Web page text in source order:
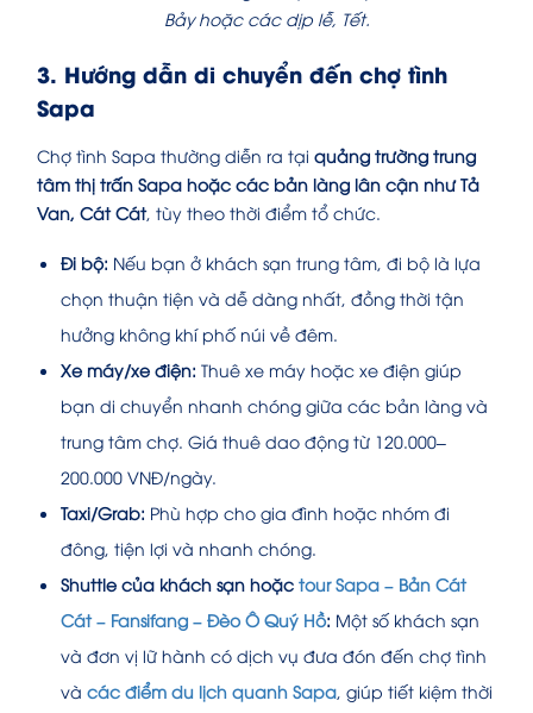
Bảy hoặc các dịp lễ, Tết.
3. Hướng dẫn di chuyển đến chợ tình
Sapa
Chợ tình Sapa thường diễn ra tại quảng trường trung
tâm thị trấn Sapa hoặc các bản làng lân cận như Tả
Van, Cát Cát, tùy theo thời điểm tổ chức.
Đi bộ: Nếu bạn ở khách sạn trung tâm, đi bộ là lựa
chọn thuận tiện và dễ dàng nhất, đồng thời tận
hưởng không khí phố núi về đêm.
Xe máy/xe điện: Thuê xe máy hoặc xe điện giúp
bạn di chuyển nhanh chóng giữa các bản làng và
trung tâm chợ. Giá thuê dao động từ 120.000–
200.000 VNĐ/ngày.
Taxi/Grab: Phù hợp cho gia đình hoặc nhóm đi
đông, tiện lợi và nhanh chóng.
Shuttle của khách sạn hoặc tour Sapa – Bản Cát
Cát – Fansifang – Đèo Ô Quý Hồ: Một số khách sạn
và đơn vị lữ hành có dịch vụ đưa đón đến chợ tình
và các điểm du lịch quanh Sapa , giúp tiết kiệm thời